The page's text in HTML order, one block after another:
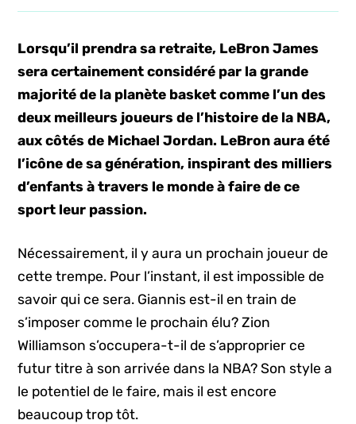
Lorsqu’il prendra sa retraite, LeBron James
sera certainement considéré par la grande
majorité de la planète basket comme l’un des
deux meilleurs joueurs de l’histoire de la NBA,
aux côtés de Michael Jordan. LeBron aura été
l’icône de sa génération, inspirant des milliers
d’enfants à travers le monde à faire de ce
sport leur passion.
Nécessairement, il y aura un prochain joueur de
cette trempe. Pour l’instant, il est impossible de
savoir qui ce sera. Giannis est-il en train de
s’imposer comme le prochain élu? Zion
Williamson s’occupera-t-il de s’approprier ce
futur titre à son arrivée dans la NBA? Son style a
le potentiel de le faire, mais il est encore
beaucoup trop tôt.